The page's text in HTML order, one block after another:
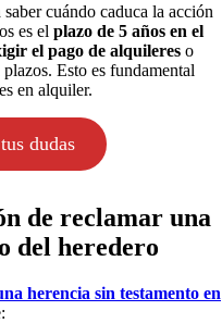
cuándo caduca la acción
es el plazo de 5 años en el
el pago de alquileres o
Esto es fundamental
en alquiler.
dudas
de reclamar una
del heredero
herencia sin testamento en